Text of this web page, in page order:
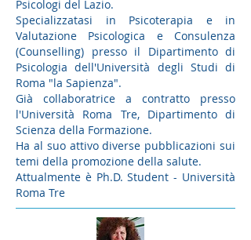
Psicologi del Lazio.
Specializzatasi in Psicoterapia e in
Valutazione Psicologica e Consulenza
(Counselling) presso il Dipartimento di
Psicologia dell'Università degli Studi di
Roma "la Sapienza".
Già collaboratrice a contratto presso
l'Università Roma Tre, Dipartimento di
Scienza della Formazione.
Ha al suo attivo diverse pubblicazioni sui
temi della promozione della salute.
Attualmente è Ph.D. Student - Università
Roma Tre